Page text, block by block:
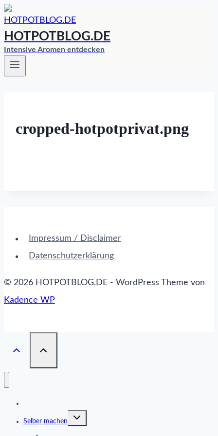
Zum
Inhalt
springen
HOTPOTBLOG.DE
Intensive Aromen entdecken
cropped-hotpotprivat.png
Impressum / Disclaimer
Datenschutzerklärung
© 2026 HOTPOTBLOG.DE - WordPress Theme von
Kadence WP
Selber machen
Untermenü